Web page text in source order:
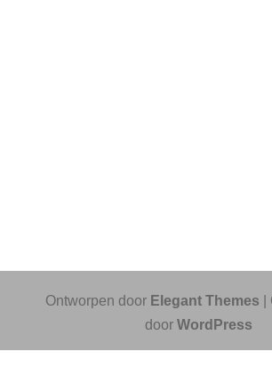
Ontworpen door Elegant Themes
doorWordPress